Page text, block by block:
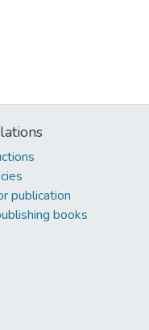
publication
books